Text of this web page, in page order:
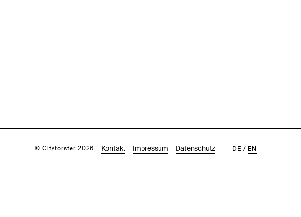
© Cityförster 2026 Kontakt Impressum Datenschutz DE / EN